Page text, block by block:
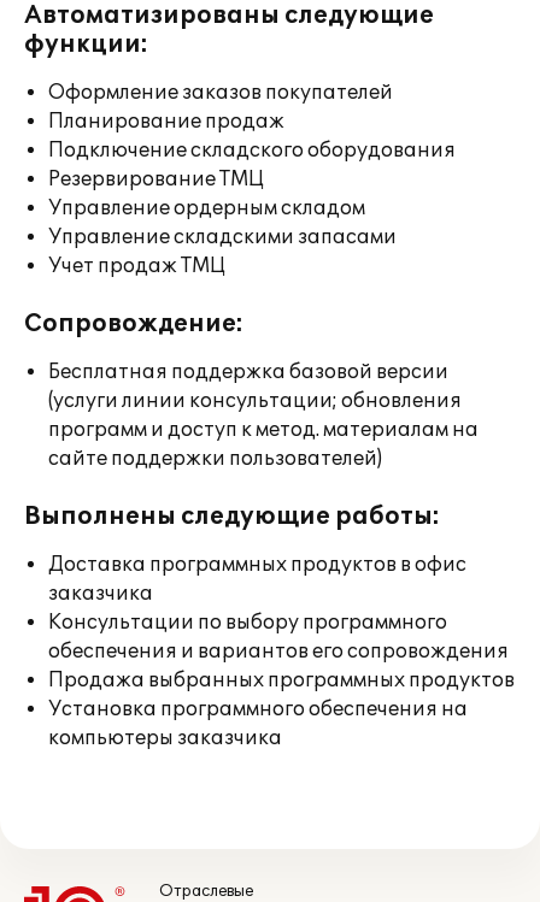
Автоматизированы следующие
функции:
Оформление заказов покупателей
Планирование продаж
Подключение складского оборудования
Резервирование ТМЦ
Управление ордерным складом
Управление складскими запасами
Учет продаж ТМЦ
Сопровождение:
Бесплатная поддержка базовой версии
(услуги линии консультации; обновления
программ и доступ к метод. материалам на
сайте поддержки пользователей)
Выполнены следующие работы:
Доставка программных продуктов в офис
заказчика
Консультации по выбору программного
обеспечения и вариантов его сопровождения
Продажа выбранных программных продуктов
Установка программного обеспечения на
компьютеры заказчика
Отраслевые